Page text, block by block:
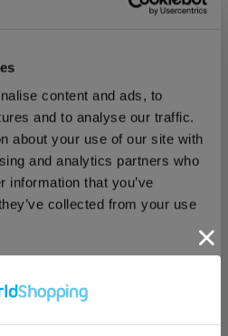
content and ads, to
and to analyse our traffic.
about your use of our site with
and analytics partners who
information that you’ve
collected from your use
440円
在庫：× |22ポイント
12/07 ～
テッカー 世代ミニキャラ